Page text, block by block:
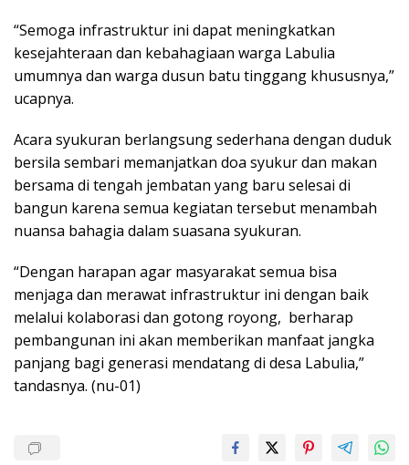
“Semoga infrastruktur ini dapat meningkatkan
kesejahteraan dan kebahagiaan warga Labulia
umumnya dan warga dusun batu tinggang khususnya,”
ucapnya.
Acara syukuran berlangsung sederhana dengan duduk
bersila sembari memanjatkan doa syukur dan makan
bersama di tengah jembatan yang baru selesai di
bangun karena semua kegiatan tersebut menambah
nuansa bahagia dalam suasana syukuran.
“Dengan harapan agar masyarakat semua bisa
menjaga dan merawat infrastruktur ini dengan baik
melalui kolaborasi dan gotong royong, berharap
pembangunan ini akan memberikan manfaat jangka
panjang bagi generasi mendatang di desa Labulia,”
tandasnya. (nu-01)